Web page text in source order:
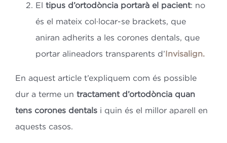
El tipus d’ortodòncia portarà el pacient: no
és el mateix col·locar-se brackets, que
aniran adherits a les corones dentals, que
portar alineadors transparents d’ Invisalign.
En aquest article t’expliquem com és possible
dur a terme un tractament d’ortodòncia quan
tens corones dentalsi quin és el millor aparell en
aquests casos.